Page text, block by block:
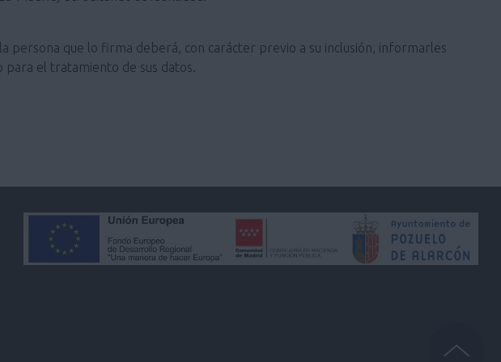
persona que lo firma deberá, con carácter previo a su inclusión, informarles
el tratamiento de sus datos.